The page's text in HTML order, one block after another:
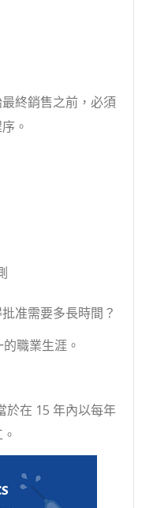
終銷售之前，必須
。
准需要多長時間？
職業生涯。
於在 15 年內以每年